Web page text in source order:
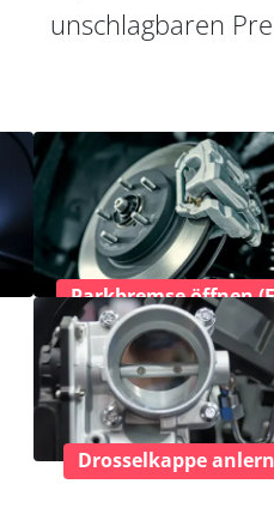
unschlagbaren
Parkbremse öffnen
Drosselkappe